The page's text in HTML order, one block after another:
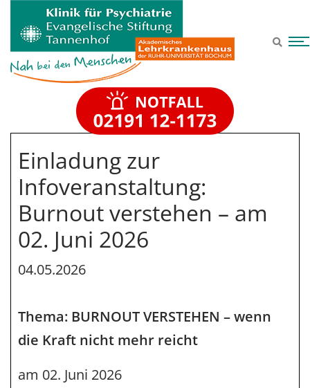
Zum Hauptinhalt springen
Einladung zur
Infoveranstaltung:
Burnout verstehen – am
02. Juni 2026
04.05.2026
Thema: BURNOUT VERSTEHEN – wenn
die Kraft nicht mehr reicht
am 02. Juni 2026